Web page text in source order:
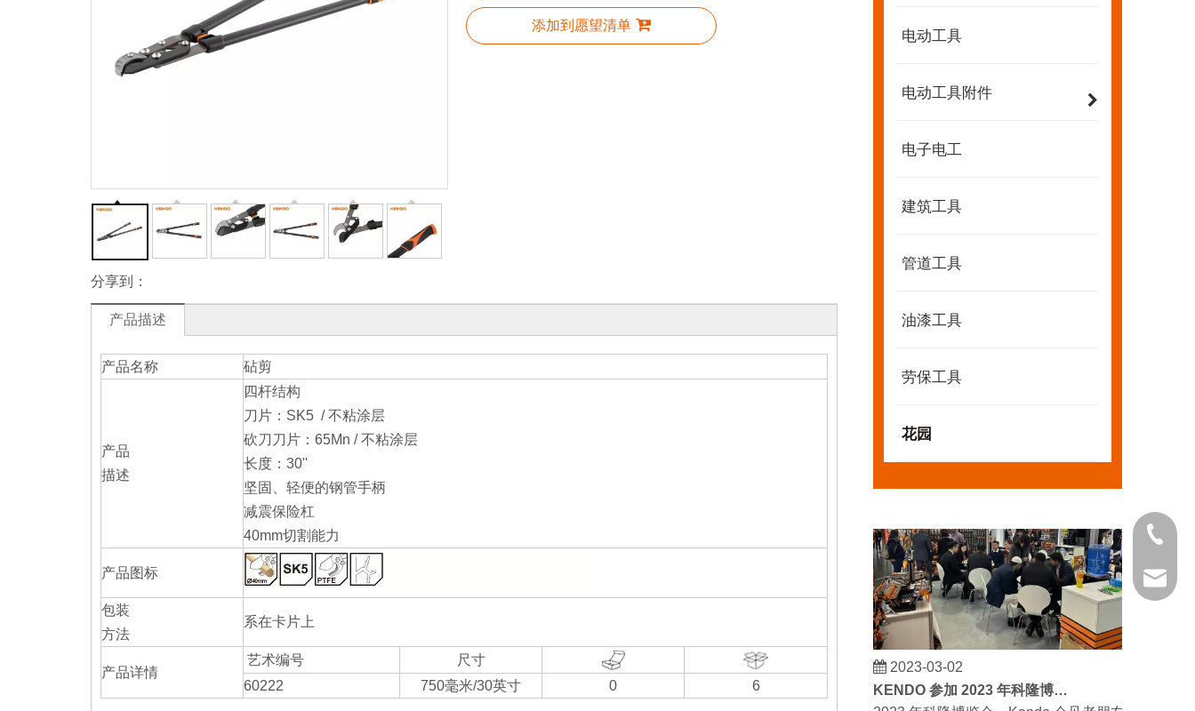
分享到：
添加到愿望清单
产品描述
产品名称 砧剪
产品
描述
四杆结构
刀片：SK5 / 不粘涂层
砍刀刀片：65Mn / 不粘涂层
长度：30''
坚固、轻便的钢管手柄
减震保险杠
40mm切割能力
产品图标
包装
方法
系在卡片上
产品详情
艺术编号
尺寸
60222
750毫米/30英寸 0 6
电动工具
电动工具附件
电子电工
建筑工具
管道工具
油漆工具
劳保工具
花园
2022-07-11
我们希望激励全世界的 DIY 爱好者享受独立承担
2023 年科隆博览会，Kendo 会见老朋友和结交新
021